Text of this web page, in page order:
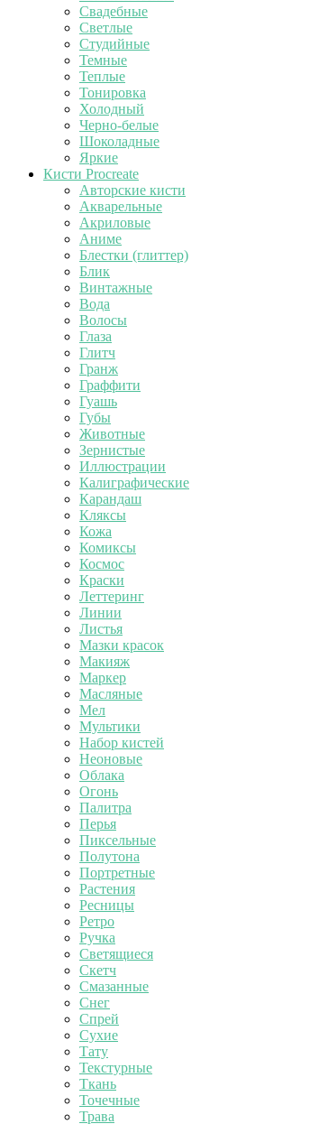
Свадебные
Светлые
Студийные
Темные
Теплые
Тонировка
Холодный
Черно-белые
Шоколадные
Яркие
Кисти Procreate
Авторские кисти
Акварельные
Акриловые
Аниме
Блестки (глиттер)
Блик
Винтажные
Вода
Волосы
Глаза
Глитч
Гранж
Граффити
Гуашь
Губы
Животные
Зернистые
Иллюстрации
Калиграфические
Карандаш
Кляксы
Кожа
Комиксы
Космос
Краски
Леттеринг
Линии
Листья
Мазки красок
Макияж
Маркер
Масляные
Мел
Мультики
Набор кистей
Неоновые
Облака
Огонь
Палитра
Перья
Пиксельные
Полутона
Портретные
Растения
Ресницы
Ретро
Ручка
Светящиеся
Скетч
Смазанные
Снег
Спрей
Сухие
Тату
Текстурные
Ткань
Точечные
Трава